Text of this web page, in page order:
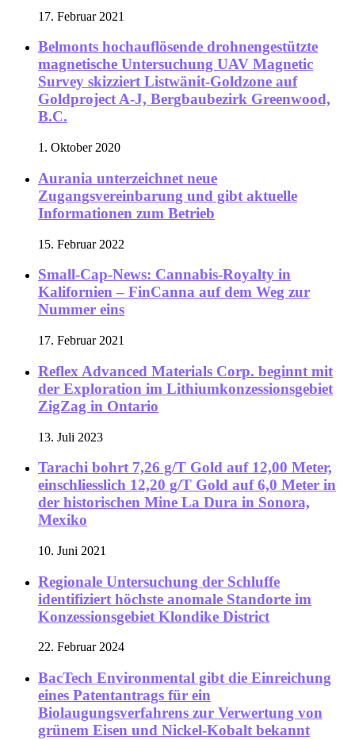
17. Februar 2021
Belmonts hochauflösende drohnengestützte
magnetische Untersuchung UAV Magnetic
Survey skizziert Listwänit-Goldzone auf
Goldproject A-J, Bergbaubezirk Greenwood,
B.C.
1. Oktober 2020
Aurania unterzeichnet neue
Zugangsvereinbarung und gibt aktuelle
Informationen zum Betrieb
15. Februar 2022
Small-Cap-News: Cannabis-Royalty in
Kalifornien – FinCanna auf dem Weg zur
Nummer eins
17. Februar 2021
Reflex Advanced Materials Corp. beginnt mit
der Exploration im Lithiumkonzessionsgebiet
ZigZag in Ontario
13. Juli 2023
Tarachi bohrt 7,26 g/T Gold auf 12,00 Meter,
einschliesslich 12,20 g/T Gold auf 6,0 Meter in
der historischen Mine La Dura in Sonora,
Mexiko
10. Juni 2021
Regionale Untersuchung der Schluffe
identifiziert höchste anomale Standorte im
Konzessionsgebiet Klondike District
22. Februar 2024
BacTech Environmental gibt die Einreichung
eines Patentantrags für ein
Biolaugungsverfahrens zur Verwertung von
grünem Eisen und Nickel-Kobalt bekannt